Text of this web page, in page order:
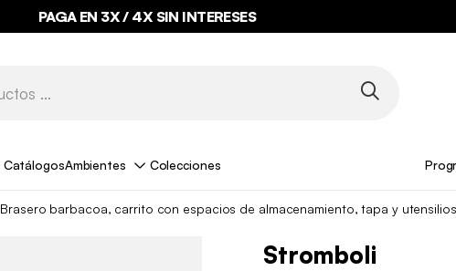
PAGA EN 3X / 4X SIN INTERESES
CatálogosAmbientes Colecciones
Brasero barbacoa, carrito con espacios de almacenamiento, tapa y
Stromboli